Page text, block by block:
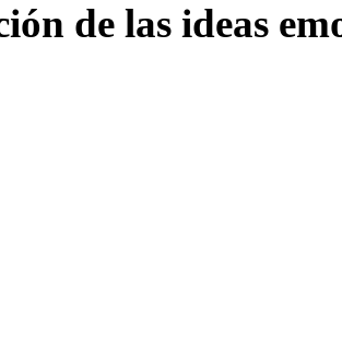
de las ideas